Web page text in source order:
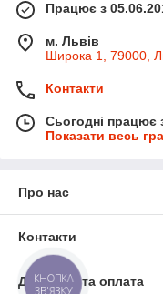
Працює з
м. Львів
Широка 1, 79000,
Контакти
Сьогодні працює
Показати весь
Про нас
Контакти
Доставка та оплата
КНОПКА
ЗВ'ЯЗКУ